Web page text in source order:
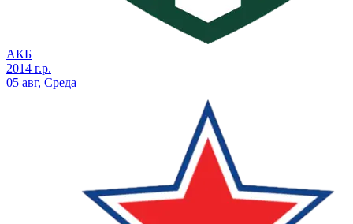
АКБ
2014 г.р.
05 авг, Среда